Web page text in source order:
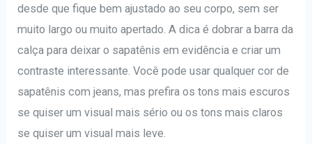
desde que fique bem ajustado ao seu corpo, sem ser
muito largo ou muito apertado. A dica é dobrar a barra da
calça para deixar o sapatênis em evidência e criar um
contraste interessante. Você pode usar qualquer cor de
sapatênis com jeans, mas prefira os tons mais escuros
se quiser um visual mais sério ou os tons mais claros
se quiser um visual mais leve.